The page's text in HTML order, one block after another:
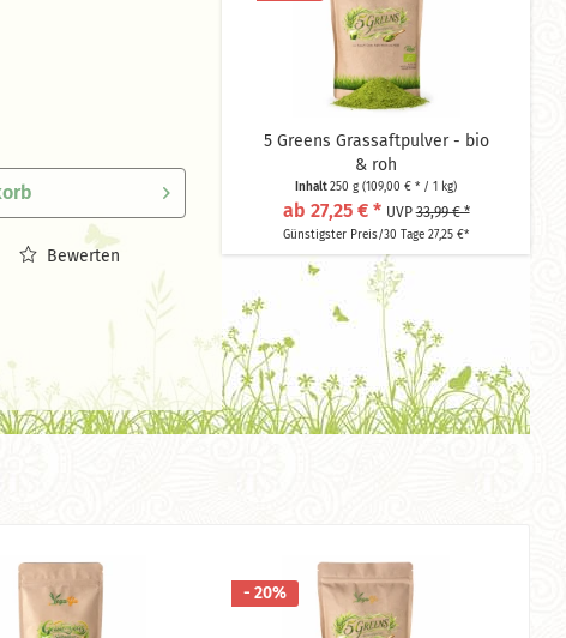
Bewerten
5 Greens Grassaftpulver - bio
& roh
Inhalt250 g(109,00 € * / 1 kg)
ab 27,25 € * UVP33,99 € *
Günstigster Preis/30 Tage 27,25 €*
- 20%